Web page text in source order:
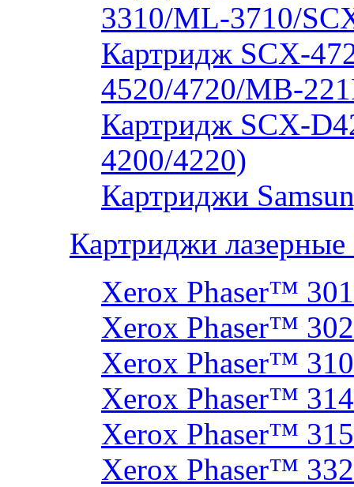
3310/ML-3710/
Картридж SCX-
4520/4720/MB-
Картридж SCX-
4200/4220)
Картриджи
Картриджи
Xerox Phaser™
Xerox Phaser™
Xerox Phaser™
Xerox Phaser™
Xerox Phaser™
Xerox Phaser™